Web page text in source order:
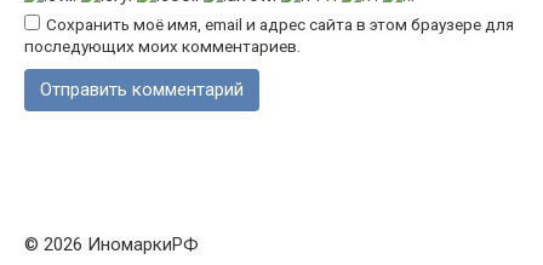
Сохранить моё имя, email и адрес сайта в этом браузере для
последующих моих комментариев.
© 2026 ИномаркиРФ